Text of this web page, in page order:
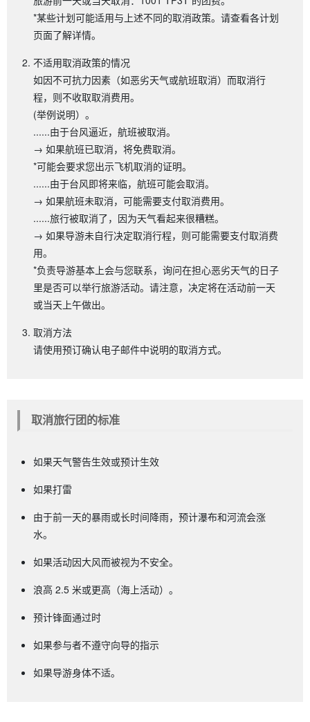
*某些计划可能适用与上述不同的取消政策。请查看各计划
页面了解详情。
不适用取消政策的情况
如因不可抗力因素（如恶劣天气或航班取消）而取消行
程，则不收取取消费用。
(举例说明）。
......由于台风逼近，航班被取消。
→ 如果航班已取消，将免费取消。
*可能会要求您出示飞机取消的证明。
......由于台风即将来临，航班可能会取消。
→ 如果航班未取消，可能需要支付取消费用。
......旅行被取消了，因为天气看起来很糟糕。
→ 如果导游未自行决定取消行程，则可能需要支付取消费
用。
*负责导游基本上会与您联系，询问在担心恶劣天气的日子
里是否可以举行旅游活动。请注意，决定将在活动前一天
或当天上午做出。
取消方法
请使用预订确认电子邮件中说明的取消方式。
取消旅行团的标准
如果天气警告生效或预计生效
如果打雷
由于前一天的暴雨或长时间降雨，预计瀑布和河流会涨
水。
如果活动因大风而被视为不安全。
浪高 2.5 米或更高（海上活动）。
预计锋面通过时
如果参与者不遵守向导的指示
如果导游身体不适。